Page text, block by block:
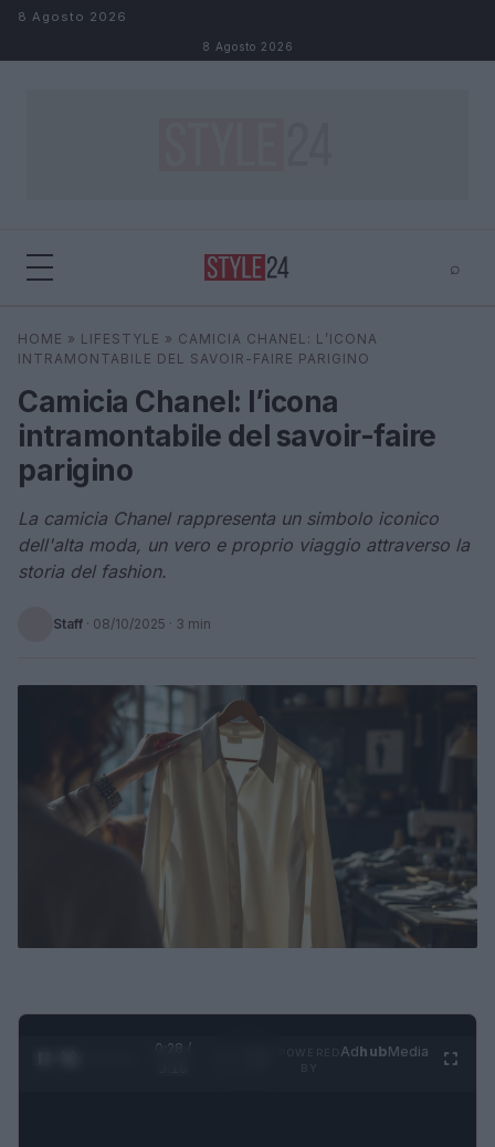
Salta al contenuto
8 Agosto 2026
8 Agosto 2026
⌕
Cerca
HOME » LIFESTYLE » CAMICIA CHANEL: L’ICONA
INTRAMONTABILE DEL SAVOIR-FAIRE PARIGINO
Camicia Chanel: l’icona
intramontabile del savoir-faire
parigino
La camicia Chanel rappresenta un simbolo iconico
dell'alta moda, un vero e proprio viaggio attraverso la
storia del fashion.
Staff · 08/10/2025 · 3 min
0:29 /
AdhubMedia